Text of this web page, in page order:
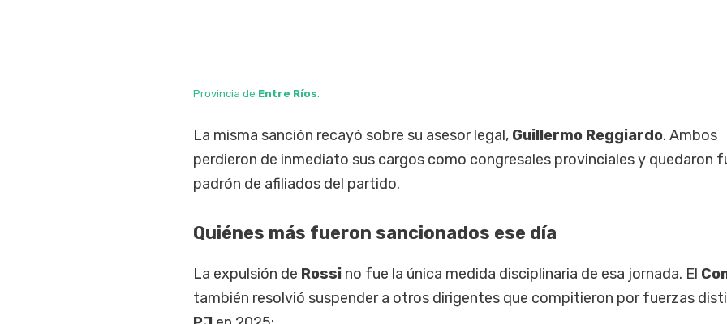
Provincia de Entre Ríos
La misma sanción recayó sobre su asesor legal, Guillermo Reggiardo. Ambos
perdieron de inmediato sus cargos como congresales provinciales y quedaron
padrón de afiliados del partido.
Quiénes más fueron sancionados ese día
La expulsión de Rossi no fue la única medida disciplinaria de esa jornada. El
también resolvió suspender a otros dirigentes que compitieron por fuerzas